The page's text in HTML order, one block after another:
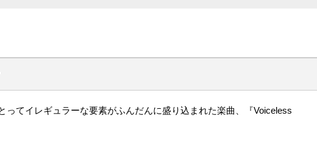
ってイレギュラーな要素がふんだんに盛り込まれた楽曲、『Voiceless